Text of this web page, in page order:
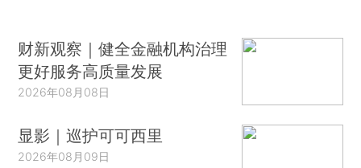
财新观察｜健全金融机构治理
更好服务高质量发展
2026年08月08日
显影｜巡护可可西里
2026年08月09日